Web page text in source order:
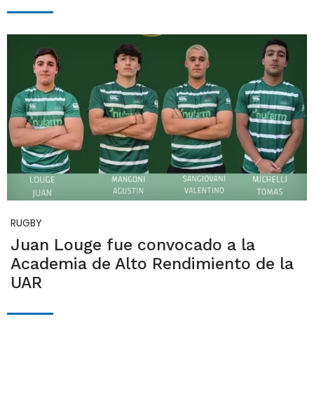
RUGBY
Juan Louge fue convocado a la
Academia de Alto Rendimiento de la
UAR